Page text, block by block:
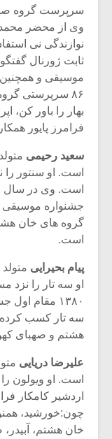
سرپرست گروه
وی از محضر
نوازندگی نی
ثابت ژورنال
موسیقی و
۸۶ سرپرستی
بهار را باور کن،
فرامرز پایور
سعید رحیمی
است. او سنتور را
جشنواره
گروه های خان
است.
پیام بحیرایی
او سه تار را
۱۳۸۰ مقام
سه تار کسب کرده
هشتم و صهبای
علیرضا دریایی
است. او ویولون را
اردشیر کامکار
چون:خورشید،
خان هشتم،